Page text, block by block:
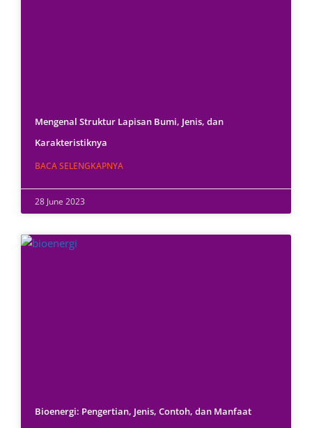
Mengenal Struktur Lapisan Bumi, Jenis, dan
Karakteristiknya
BACA SELENGKAPNYA
28 June 2023
Bioenergi: Pengertian, Jenis, Contoh, dan Manfaat